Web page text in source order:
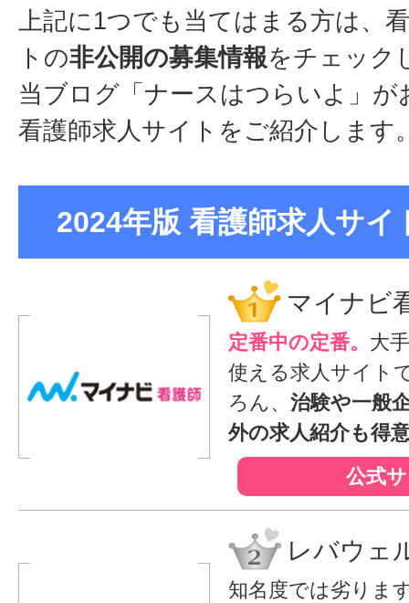
上記に1つでも当てはまる方は、
トの非公開の募集情報をチェック
当ブログ「ナースはつらいよ」が
看護師求人サイトをご紹介します
2024年版 看護師求人サイ
マイナビ
定番中の定番。 大
使える求人サイト
ろん、 治験や一般
外の求人紹介も得
公式
レバウェ
知名度では劣りま